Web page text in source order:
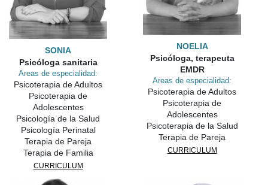
SONIA
Psicóloga sanitaria
Areas de especialidad:
Psicoterapia de Adultos
Psicoterapia de
Adolescentes
Psicología de la Salud
Psicología Perinatal
Terapia de Pareja
Terapia de Familia
CURRICULUM
NOELIA
Psicóloga, terapeuta
EMDR
Areas de especialidad:
Psicoterapia de Adultos
Psicoterapia de
Adolescentes
Psicoterapia de la Salud
Terapia de Pareja
CURRICULUM